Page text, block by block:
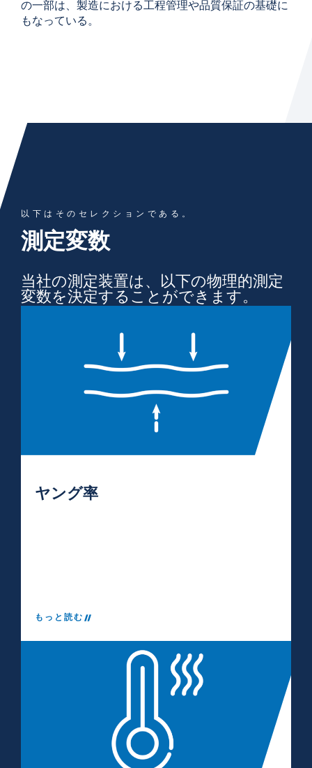
の一部は、製造における工程管理や品質保証の基礎に
もなっている。
以下はそのセレクションである。
測定変数
当社の測定装置は、以下の物理的測定
変数を決定することができます。
ヤング率
もっと読む